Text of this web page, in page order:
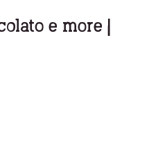
e more |